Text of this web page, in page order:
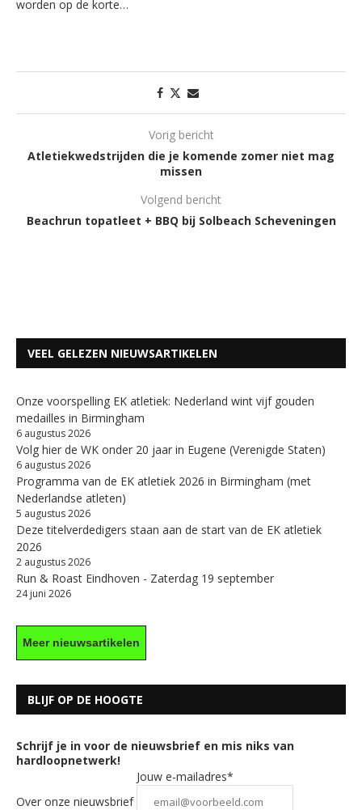
worden op de korte…
Vorig bericht
Atletiekwedstrijden die je komende zomer niet mag
missen
Volgend bericht
Beachrun topatleet + BBQ bij Solbeach Scheveningen
VEEL GELEZEN NIEUWSARTIKELEN
Onze voorspelling EK atletiek: Nederland wint vijf gouden
medailles in Birmingham
6 augustus 2026
Volg hier de WK onder 20 jaar in Eugene (Verenigde Staten)
6 augustus 2026
Programma van de EK atletiek 2026 in Birmingham (met
Nederlandse atleten)
5 augustus 2026
Deze titelverdedigers staan aan de start van de EK atletiek
2026
2 augustus 2026
Run & Roast Eindhoven - Zaterdag 19 september
24 juni 2026
Meer nieuwsartikelen
BLIJF OP DE HOOGTE
Schrijf je in voor de nieuwsbrief en mis niks van
hardloopnetwerk!
Over onze nieuwsbrief
Jouw e-mailadres*